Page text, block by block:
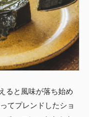
ると風味が落ち始め
てプレンドしたショ